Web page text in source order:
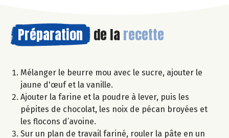
Préparation de la recette
Mélanger le beurre mou avec le sucre, ajouter le
jaune d'œuf et la vanille.
Ajouter la farine et la poudre à lever, puis les
pépites de chocolat, les noix de pécan broyées et
les flocons d’avoine.
Sur un plan de travail fariné, rouler la pâte en un